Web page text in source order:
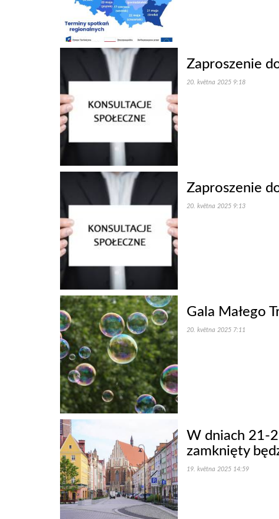
Zaproszenie
20. května 2025 9:18
Zaproszenie
20. května 2025 9:13
Gala Małego
20. května 2025 7:11
W dniach 21-
zamknięty
19. května 2025 14:59